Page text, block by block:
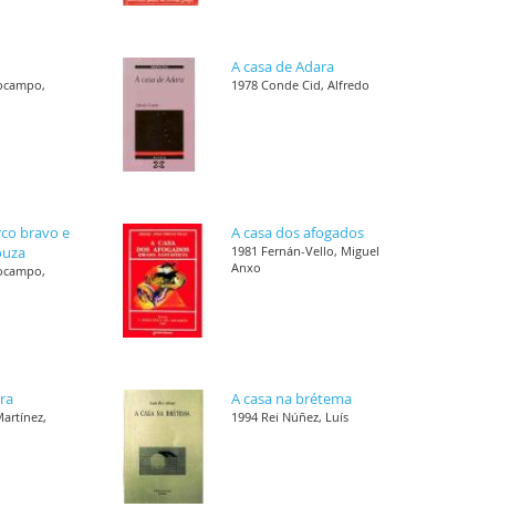
A casa de Adara
1978 Conde Cid, Alfredo
bravo e
A casa dos afogados
1981 Fernán-Vello, Miguel
Anxo
A casa na brétema
1994 Rei Núñez, Luís